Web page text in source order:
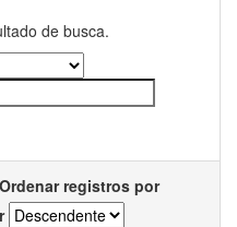
de busca.
Ordenar registros por